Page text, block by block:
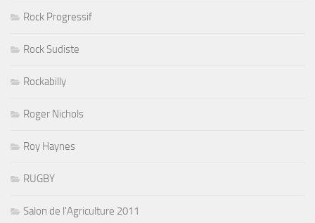
Rock Progressif
Rock Sudiste
Rockabilly
Roger Nichols
Roy Haynes
RUGBY
Salon de l'Agriculture 2011